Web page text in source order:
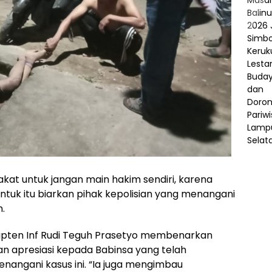
untuk jangan main hakim sendiri, karena
itu biarkan pihak kepolisian yang menangani
Inf Rudi Teguh Prasetyo membenarkan
apresiasi kepada Babinsa yang telah
kasus ini. “Ia juga mengimbau